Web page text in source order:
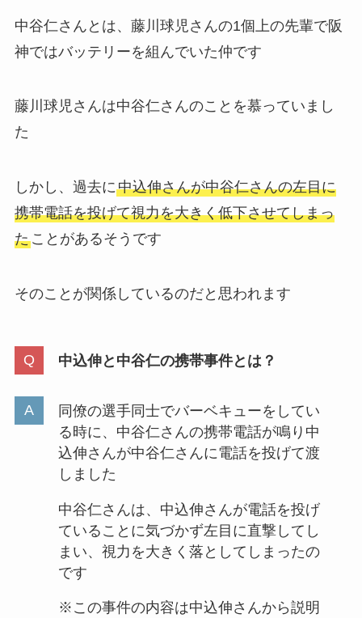
中谷仁さんとは、藤川球児さんの1個上の先輩で阪
神ではバッテリーを組んでいた仲です
藤川球児さんは中谷仁さんのことを慕っていまし
た
しかし、過去に中込伸さんが中谷仁さんの左目に
携帯電話を投げて視力を大きく低下させてしまっ
たことがあるそうです
そのことが関係しているのだと思われます
中込伸と中谷仁の携帯事件とは？
同僚の選手同士でバーベキューをしてい
る時に、中谷仁さんの携帯電話が鳴り中
込伸さんが中谷仁さんに電話を投げて渡
しました
中谷仁さんは、中込伸さんが電話を投げ
ていることに気づかず左目に直撃してし
まい、視力を大きく落としてしまったの
です
※この事件の内容は中込伸さんから説明